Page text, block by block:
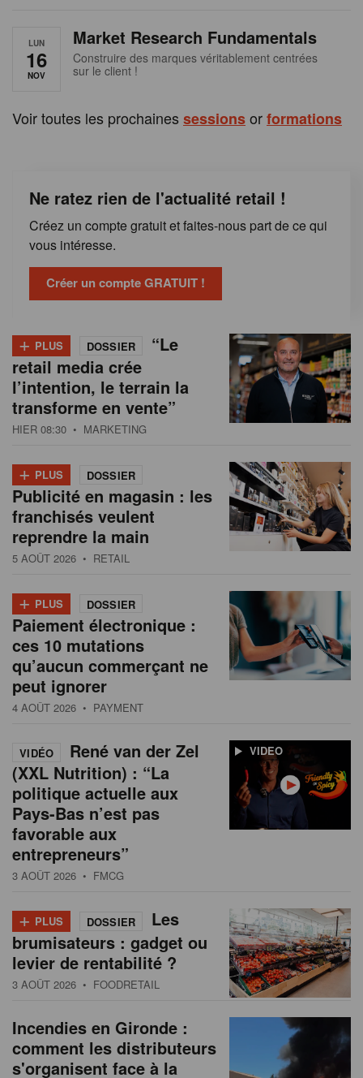
LUN
16
NOV
Market Research Fundamentals
Construire des marques véritablement centrées
sur le client !
Voir toutes les prochaines sessionsorformations
Ne ratez rien de l'actualité retail !
Créez un compte gratuit et faites-nous part de ce qui
vous intéresse.
Créer un compte GRATUIT !
+ PLUS DOSSIER
“Le
retail media crée
l’intention, le terrain la
transforme en vente”
HIER 08:30 • MARKETING
+ PLUS DOSSIER
Publicité en magasin : les
franchisés veulent
reprendre la main
5 AOÛT 2026 • RETAIL
+ PLUS DOSSIER
Paiement électronique :
ces 10 mutations
qu’aucun commerçant ne
peut ignorer
4 AOÛT 2026 • PAYMENT
VIDEO
VIDÉO
René van der Zel
(XXL Nutrition) : “La
politique actuelle aux
Pays-Bas n’est pas
favorable aux
entrepreneurs”
3 AOÛT 2026 • FMCG
+ PLUS DOSSIER
Les
brumisateurs : gadget ou
levier de rentabilité ?
3 AOÛT 2026 • FOODRETAIL
Incendies en Gironde :
comment les distributeurs
s'organisent face à la